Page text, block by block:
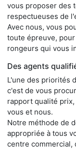
vous proposer des
respectueuses de
Avec nous, vous
toute épreuve,
rongeurs qui vous
Des agents
L'une des priorités
c'est de vous
rapport qualité
vous et nous.
Notre méthode de
appropriée à tous
centre commercial,